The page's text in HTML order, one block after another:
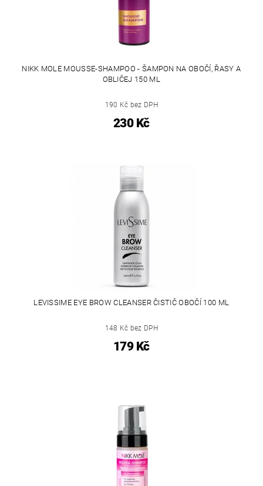
NIKK MOLE MOUSSE-SHAMPOO - ŠAMPON NA OBOČÍ, ŘASY A
OBLIČEJ 150 ML
190 Kč bez DPH
230 Kč
LEVISSIME EYE BROW CLEANSER ČISTIČ OBOČÍ 100 ML
148 Kč bez DPH
179 Kč